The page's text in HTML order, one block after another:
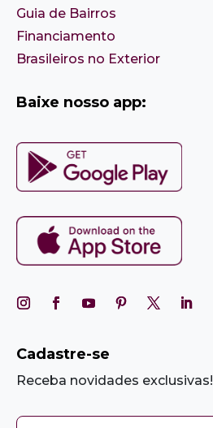
Guia de Bairros
Financiamento
Brasileiros no Exterior
Baixe nosso app:
Cadastre-se
Receba novidades exclusivas!